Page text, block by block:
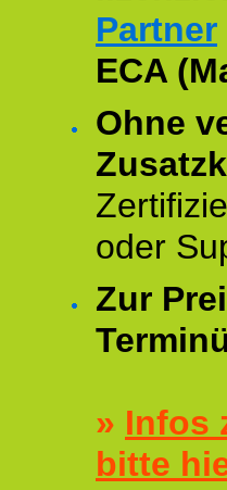
Partner
ECA
Ohne
oder
Zur
» Infos
bitte